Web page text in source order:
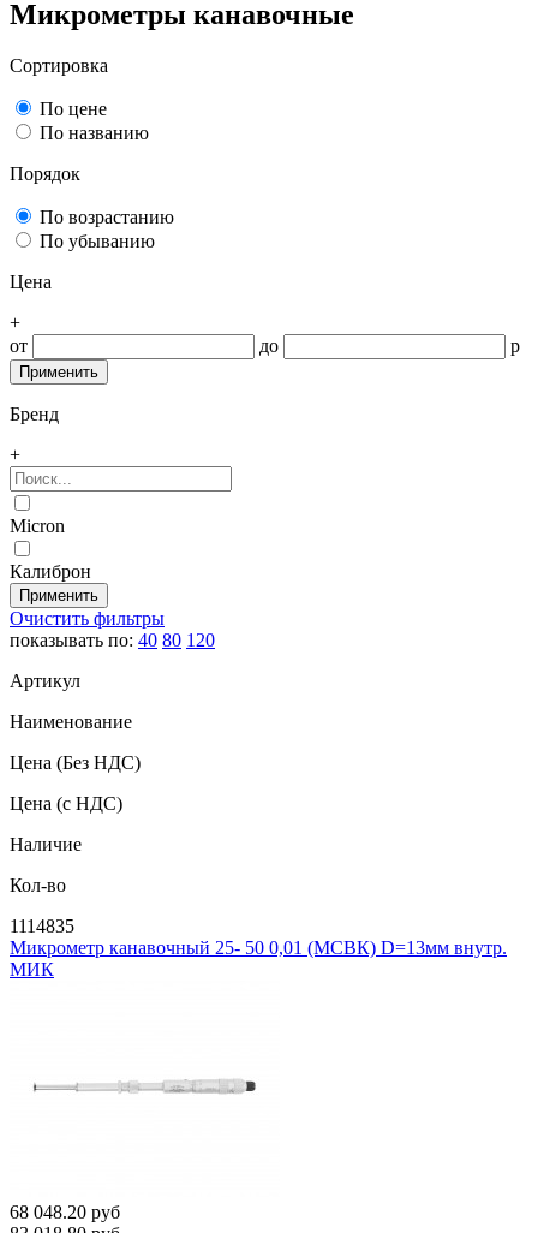
Микрометры канавочные
Сортировка
По цене
По названию
Порядок
По возрастанию
По убыванию
Цена
+
от
до р
Бренд
+
Micron
Калиброн
Очистить фильтры
показывать по: 40 80 120
Артикул
Наименование
Цена (Без НДС)
Цена (с НДС)
Наличие
Кол-во
1114835
Микрометр канавочный 25- 50 0,01 (МСВК) D=13мм внутр.
МИК
68 048.20 руб